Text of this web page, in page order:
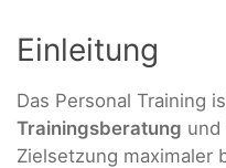
Einleitung
Das Personal Training
Trainingsberatung und
Zielsetzung maximaler